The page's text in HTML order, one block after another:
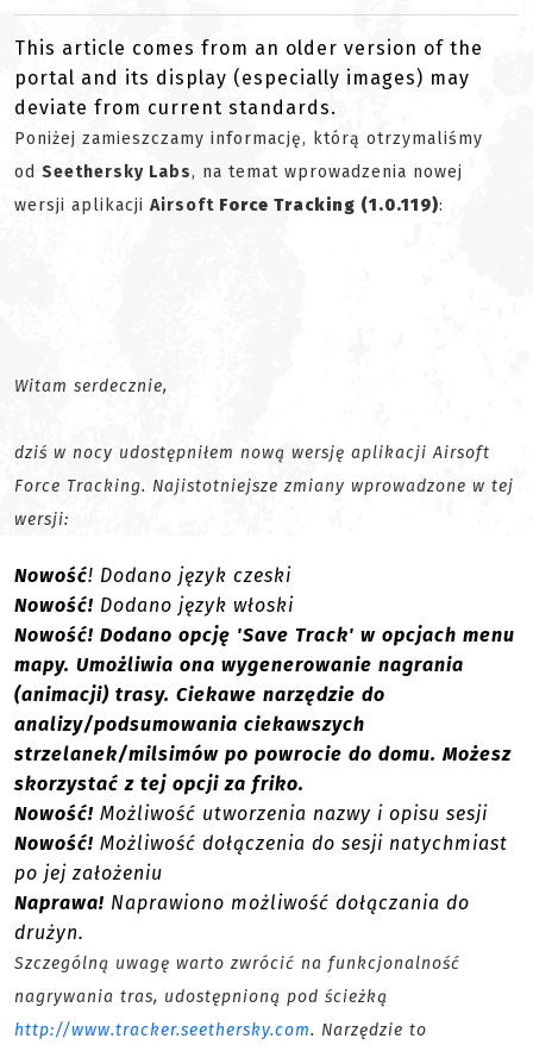
This article comes from an older version of the
portal and its display (especially images) may
deviate from current standards.
Poniżej zamieszczamy informację, którą otrzymaliśmy
od Seethersky Labs, na temat wprowadzenia nowej
wersji aplikacji Airsoft Force Tracking (1.0.119):
Witam serdecznie,
dziś w nocy udostępniłem nową wersję aplikacji Airsoft
Force Tracking. Najistotniejsze zmiany wprowadzone w tej
wersji:
Nowość! Dodano język czeski
Nowość! Dodano język włoski
Nowość! Dodano opcję 'Save Track' w opcjach menu
mapy. Umożliwia ona wygenerowanie nagrania
(animacji) trasy. Ciekawe narzędzie do
analizy/podsumowania ciekawszych
strzelanek/milsimów po powrocie do domu. Możesz
skorzystać z tej opcji za friko.
Nowość! Możliwość utworzenia nazwy i opisu sesji
Nowość! Możliwość dołączenia do sesji natychmiast
po jej założeniu
Naprawa! Naprawiono możliwość dołączania do
drużyn.
Szczególną uwagę warto zwrócić na funkcjonalność
nagrywania tras, udostępnioną pod ścieżką
http://www.tracker.seethersky.com. Narzędzie to